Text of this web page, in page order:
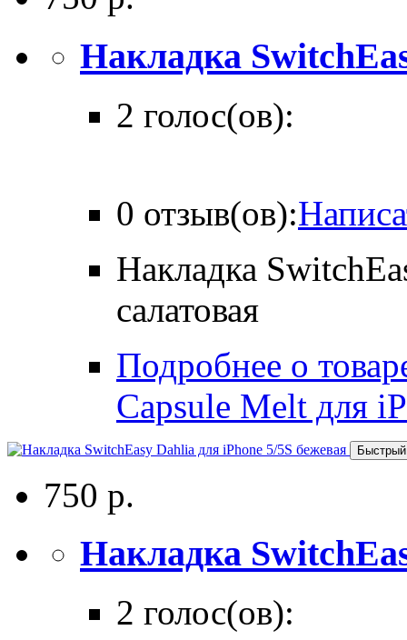
Накладка
2 голос(ов):
0 отзыв(ов):
Накладка
салатовая
Подробнее о
Capsule Melt для
750 р.
Накладка
2 голос(ов):